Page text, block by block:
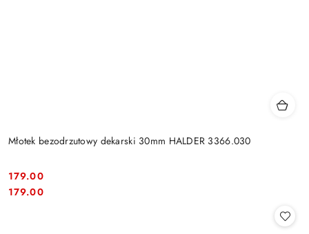
Młotek bezodrzutowy dekarski 30mm HALDER 3366.030
Cena:
179.00
Cena:
179.00